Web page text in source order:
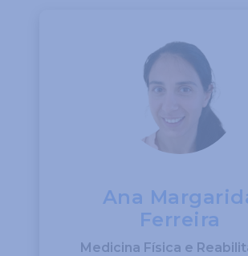
Ana
Ferreira
Medicina Física e